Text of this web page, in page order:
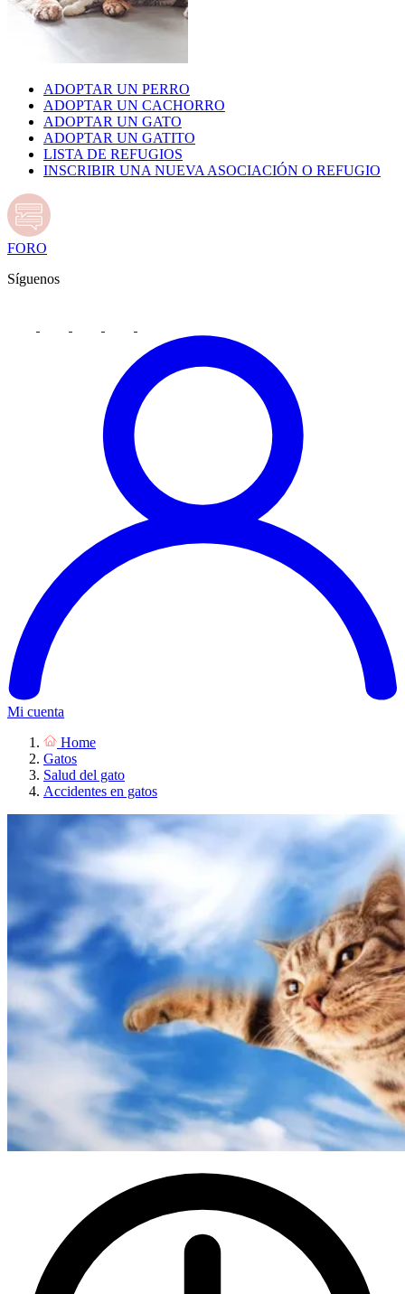
ADOPTAR UN PERRO
ADOPTAR UN CACHORRO
ADOPTAR UN GATO
ADOPTAR UN GATITO
LISTA DE REFUGIOS
INSCRIBIR UNA NUEVA ASOCIACIÓN O REFUGIO
FORO
Síguenos
Mi cuenta
Home
Gatos
Salud del gato
Accidentes en gatos